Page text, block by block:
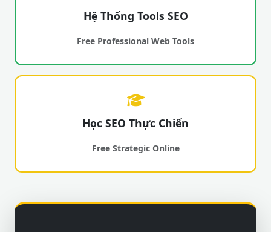
Hệ Thống Tools SEO
Free Professional Web Tools
Học SEO Thực Chiến
Free Strategic Online